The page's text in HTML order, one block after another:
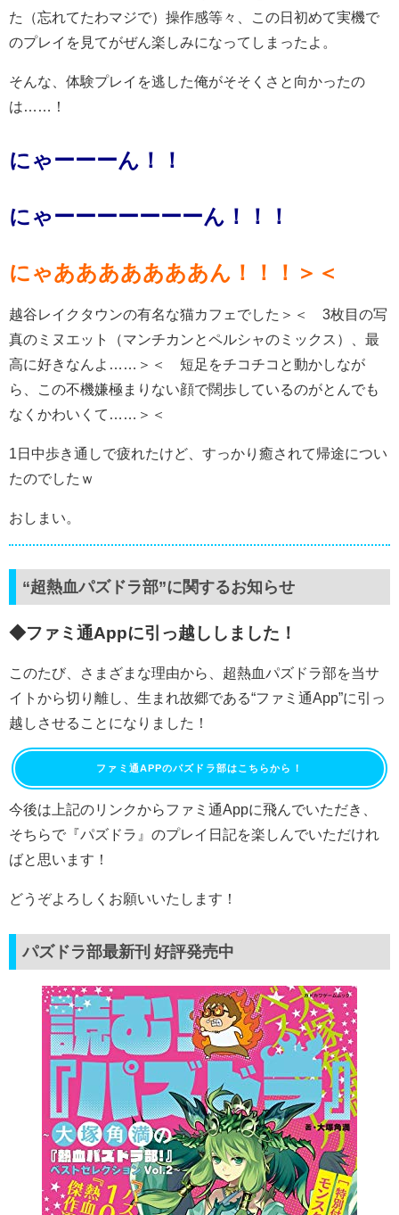
た（忘れてたわマジで）操作感等々、この日初めて実機で
のプレイを見てがぜん楽しみになってしまったよ。
そんな、体験プレイを逃した俺がそそくさと向かったの
は……！
にゃーーーん！！
にゃーーーーーーーん！！！
にゃあああああああん！！！＞＜
越谷レイクタウンの有名な猫カフェでした＞＜ 3枚目の写
真のミヌエット（マンチカンとペルシャのミックス）、最
高に好きなんよ……＞＜ 短足をチコチコと動かしなが
ら、この不機嫌極まりない顔で闊歩しているのがとんでも
なくかわいくて……＞＜
1日中歩き通しで疲れたけど、すっかり癒されて帰途につい
たのでしたｗ
おしまい。
“超熱血パズドラ部”に関するお知らせ
◆ファミ通Appに引っ越ししました！
このたび、さまざまな理由から、超熱血パズドラ部を当サ
イトから切り離し、生まれ故郷である“ファミ通App”に引っ
越しさせることになりました！
ファミ通APPのパズドラ部はこちらから！
今後は上記のリンクからファミ通Appに飛んでいただき、
そちらで『パズドラ』のプレイ日記を楽しんでいただけれ
ばと思います！
どうぞよろしくお願いいたします！
パズドラ部最新刊 好評発売中